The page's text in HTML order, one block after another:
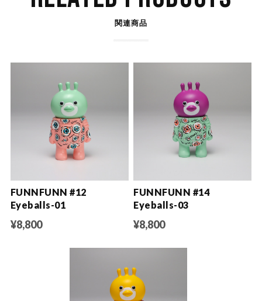
関連商品
FUNNFUNN #12
Eyeballs-01
¥8,800
FUNNFUNN #14
Eyeballs-03
¥8,800